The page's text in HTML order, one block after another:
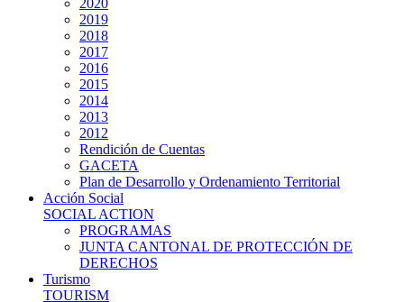
2019
2018
2017
2016
2015
2014
2013
2012
Rendición de Cuentas
GACETA
Plan de Desarrollo y Ordenamiento Territorial
Acción Social
SOCIAL ACTION
PROGRAMAS
JUNTA CANTONAL DE PROTECCIÓN DE
DERECHOS
Turismo
TOURISM